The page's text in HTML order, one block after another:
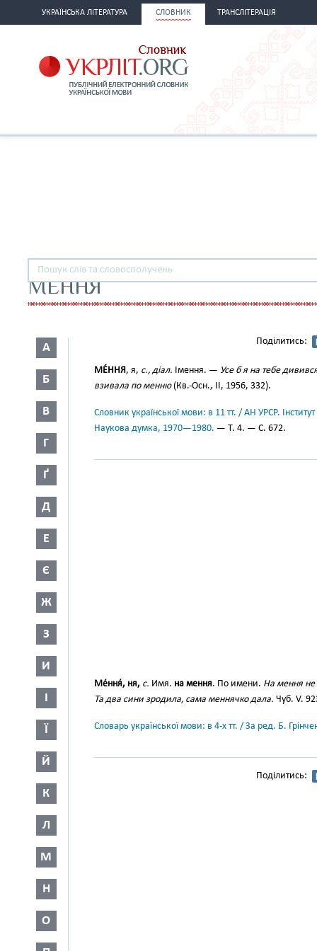
УКРАЇНСЬКА ЛІТЕРАТУРА СЛОВНИК ТРАНСЛІТЕРАЦІЯ
МЕННЯ
А
Б
В
Г
Ґ
Д
Е
Є
Ж
З
И
І
Ї
Й
К
Л
М
Н
О
Поділитись:
МЕ́ННЯ, я, с., діал. Імення. — Усе б я на тебе
взивала по менню(Кв.-Осн., II, 1956, 332).
Словник української мови: в 11 тт. / АН УРСР.
Наукова думка, 1970—1980. — Т. 4. — С. 672.
Ме́ння́, ня, с. Имя. на мення. По имени. На мення не
Та два сини зродила, сама меннячко дала. Чуб. V.
Словарь української мови: в 4-х тт. / За ред. Б.
Поділитись: